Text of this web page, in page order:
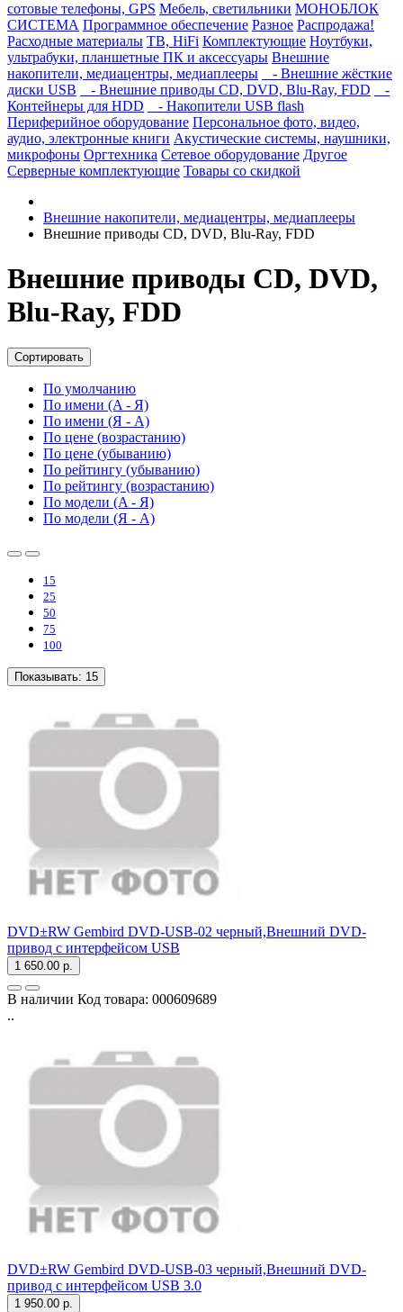
сотовые телефоны, GPS Мебель, светильники МОНОБЛОК
СИСТЕМА Программное обеспечение Разное Распродажа!
Расходные материалы ТВ, HiFi Комплектующие Ноутбуки,
ультрабуки, планшетные ПК и аксессуары Внешние
накопители, медиацентры, медиаплееры
- Внешние жёсткие
диски USB
- Внешние приводы CD, DVD, Blu-Ray, FDD
-
Контейнеры для HDD
- Накопители USB flash
Периферийное оборудование Персональное фото, видео,
аудио, электронные книги Акустические системы, наушники,
микрофоны Оргтехника Сетевое оборудование Другое
Серверные комплектующие Товары со скидкой
Внешние накопители, медиацентры, медиаплееры
Внешние приводы CD, DVD, Blu-Ray, FDD
Внешние приводы CD, DVD,
Blu-Ray, FDD
Сортировать
По умолчанию
По имени (A - Я)
По имени (Я - A)
По цене (возрастанию)
По цене (убыванию)
По рейтингу (убыванию)
По рейтингу (возрастанию)
По модели (A - Я)
По модели (Я - A)
15
25
50
75
100
Показывать: 15
DVD±RW Gembird DVD-USB-02 черный,Внешний DVD-
привод с интерфейсом USB
1 650.00 р.
В наличии Код товара: 000609689
..
DVD±RW Gembird DVD-USB-03 черный,Внешний DVD-
привод с интерфейсом USB 3.0
1 950.00 р.